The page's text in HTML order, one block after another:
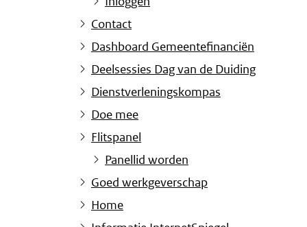
Contact
Dashboard Gemeentefinanciën
Deelsessies Dag van de Duiding
Dienstverleningskompas
Doe mee
Flitspanel
Panellid worden
Goed werkgeverschap
Home